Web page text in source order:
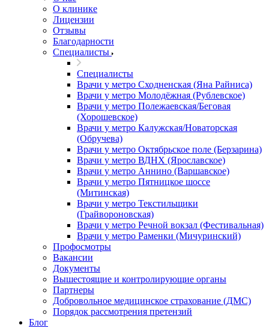
О клинике
Лицензии
Отзывы
Благодарности
Специалисты
Специалисты
Врачи у метро Сходненская (Яна Райниса)
Врачи у метро Молодёжная (Рублевское)
Врачи у метро Полежаевская/Беговая
(Хорошевское)
Врачи у метро Калужская/Новаторская
(Обручева)
Врачи у метро Октябрьское поле (Берзарина)
Врачи у метро ВДНХ (Ярославское)
Врачи у метро Аннино (Варшавское)
Врачи у метро Пятницкое шоссе
(Митинская)
Врачи у метро Текстильщики
(Грайвороновская)
Врачи у метро Речной вокзал (Фестивальная)
Врачи у метро Раменки (Мичуринский)
Профосмотры
Вакансии
Документы
Вышестоящие и контролирующие органы
Партнеры
Добровольное медицинское страхование (ДМС)
Порядок рассмотрения претензий
Блог